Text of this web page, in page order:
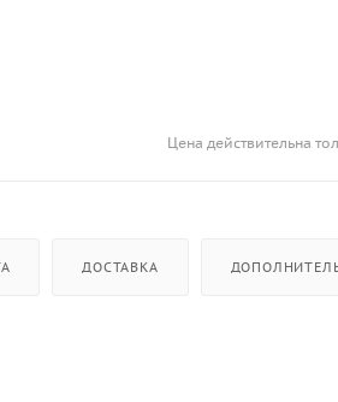
Цена действительна
ДОСТАВКА